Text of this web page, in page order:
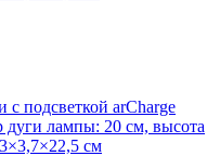
с подсветкой arCharge
дуги лампы: 20 см, высота
см